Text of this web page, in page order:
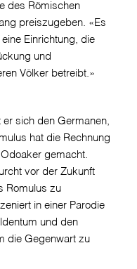
des Römischen
preiszugeben. «Es
Einrichtung, die
und
Völker betreibt.»
er sich den Germanen,
hat die Rechnung
gemacht.
vor der Zukunft
Romulus zu
in einer Parodie
und den
die Gegenwart zu